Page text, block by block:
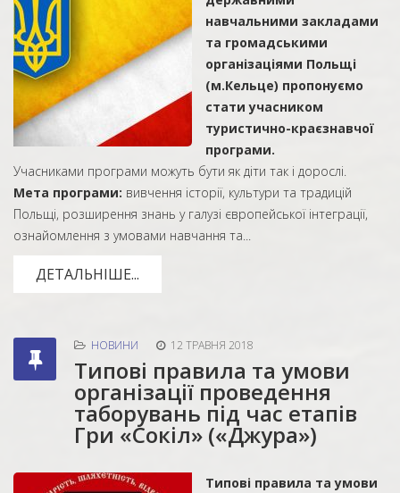
навчальними закладами
та громадськими
організаціями Польщі
(м.Кельце) пропонуємо
стати учасником
туристично-краєзнавчої
програми.
Учасниками програми можуть бути як діти так і дорослі.
Мета програми: вивчення історії, культури та традицій
Польщі, розширення знань у галузі європейської інтеграції,
ознайомлення з умовами навчання та...
ДЕТАЛЬНІШЕ...
НОВИНИ 12 ТРАВНЯ 2018
Типові правила та умови
організації проведення
таборувань під час етапів
Гри «Сокіл» («Джура»)
Типові правила та умови